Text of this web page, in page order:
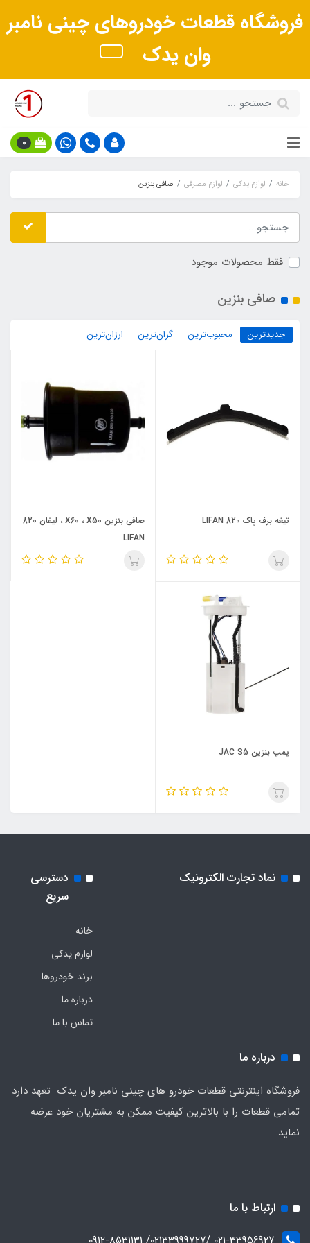
فروشگاه قطعات خودروهای چینی نامبر
وان یدک
0
خانه لوازم یدکی لوازم مصرفی صافی بنزین
فقط محصولات موجود
صافی بنزین
جدیدترین محبوب‌ترین گران‌ترین ارزان‌ترین
تیغه برف پاک LIFAN 820
صافی بنزین X60 ، X50 ، لیفان 820
LIFAN
پمپ بنزین JAC S5
نماد تجارت الکترونیک
دسترسی
سریع
خانه
لوازم یدکی
برند خودروها
درباره ما
تماس با ما
درباره ما
فروشگاه اینترنتی قطعات خودرو های چینی نامبر وان یدک تعهد دارد
تمامی قطعات را با بالاترین کیفیت ممکن به مشتریان خود عرضه
نماید.
ارتباط با ما